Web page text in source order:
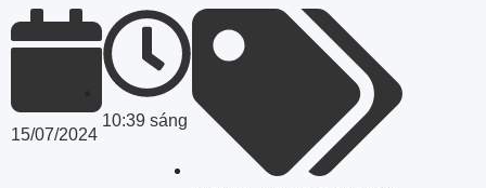
15/07/2024
10:39 sáng